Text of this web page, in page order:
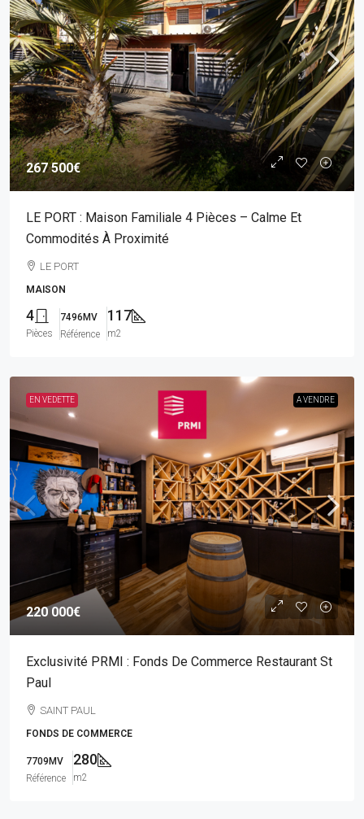
267 500€
LE PORT : Maison Familiale 4 Pièces – Calme Et
Commodités À Proximité
LE PORT
MAISON
4
Pièces
7496MV
Référence
117
m2
EN VEDETTE A VENDRE
220 000€
Exclusivité PRMI : Fonds De Commerce Restaurant St
Paul
SAINT PAUL
FONDS DE COMMERCE
7709MV
Référence
280
m2